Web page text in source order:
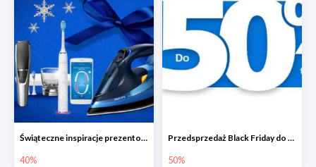
Świąteczne inspiracje prezentowe w Philips do -40%
40%
Przedsprzedaż Black Friday do -50%
50%